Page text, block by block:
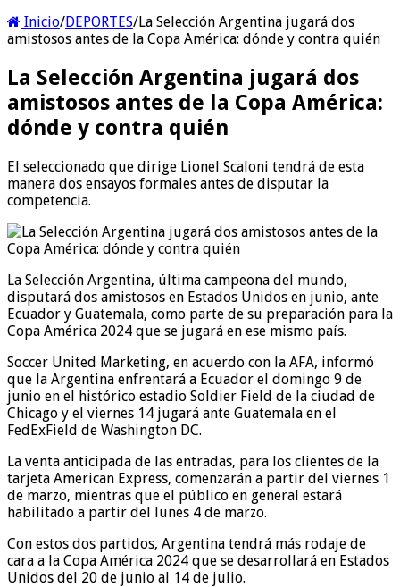
Inicio/DEPORTES/La Selección Argentina jugará dos
amistosos antes de la Copa América: dónde y contra quién
La Selección Argentina jugará dos
amistosos antes de la Copa América:
dónde y contra quién
El seleccionado que dirige Lionel Scaloni tendrá de esta
manera dos ensayos formales antes de disputar la
competencia.
La Selección Argentina, última campeona del mundo,
disputará dos amistosos en Estados Unidos en junio, ante
Ecuador y Guatemala, como parte de su preparación para la
Copa América 2024 que se jugará en ese mismo país.
Soccer United Marketing, en acuerdo con la AFA, informó
que la Argentina enfrentará a Ecuador el domingo 9 de
junio en el histórico estadio Soldier Field de la ciudad de
Chicago y el viernes 14 jugará ante Guatemala en el
FedExField de Washington DC.
La venta anticipada de las entradas, para los clientes de la
tarjeta American Express, comenzarán a partir del viernes 1
de marzo, mientras que el público en general estará
habilitado a partir del lunes 4 de marzo.
Con estos dos partidos, Argentina tendrá más rodaje de
cara a la Copa América 2024 que se desarrollará en Estados
Unidos del 20 de junio al 14 de julio.